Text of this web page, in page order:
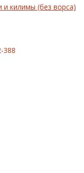
и килимы (без ворса)